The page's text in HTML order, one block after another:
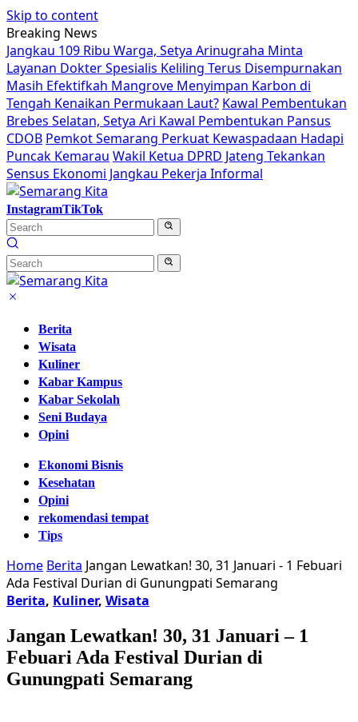
Skip to content
Breaking News
Jangkau 109 Ribu Warga, Setya Arinugraha Minta
Layanan Dokter Spesialis Keliling Terus Disempurnakan
Masih Efektifkah Mangrove Menyimpan Karbon di
Tengah Kenaikan Permukaan Laut? Kawal Pembentukan
Brebes Selatan, Setya Ari Kawal Pembentukan Pansus
CDOB Pemkot Semarang Perkuat Kewaspadaan Hadapi
Puncak Kemarau Wakil Ketua DPRD Jateng Tekankan
Sensus Ekonomi Jangkau Pekerja Informal
InstagramTikTok
Berita
Wisata
Kuliner
Kabar Kampus
Kabar Sekolah
Seni Budaya
Opini
Ekonomi Bisnis
Kesehatan
Opini
rekomendasi tempat
Tips
Home Berita Jangan Lewatkan! 30, 31 Januari - 1 Febuari
Ada Festival Durian di Gunungpati Semarang
Berita, Kuliner, Wisata
Jangan Lewatkan! 30, 31 Januari – 1
Febuari Ada Festival Durian di
Gunungpati Semarang